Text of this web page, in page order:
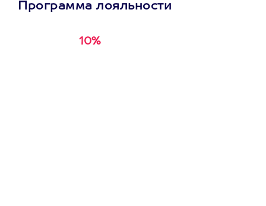
Программа лояльности
10%